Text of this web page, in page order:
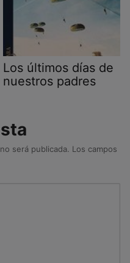
Los últimos días de
nuestros padres
será publicada. Los campos